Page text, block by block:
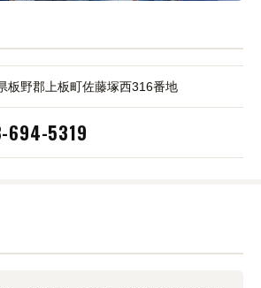
板野郡上板町佐藤塚西316番地
694-5319